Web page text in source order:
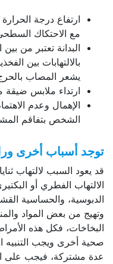
ارتفاع درجة الحرارة
مع الاحتكاك السطحي
البدانة تعتبر من بين
بالالتهابات بين الفخذين
يشعر المصاب بالحرج
ارتداء ملابس ضيقة
الإهمال وعدم الاهتمام
الشخص بتفاقم المشكلة
أسباب أخرى وراء
السبب لالتهاب ثنايا
الفطري أو البكتيري أو
والحساسية القشرية
من بعض المواد والمنتجات
فكل هذه الأمراض إذا
ويجب التنبيه ان سبب
فيجب على المصاب